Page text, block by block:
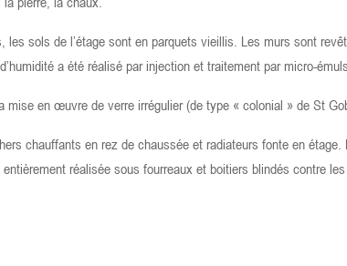
sols de l’étage sont en parquets vieillis. Les murs sont
a été réalisé par injection et traitement par micro-
en œuvre de verre irrégulier (de type « colonial » de St
chauffants en rez de chaussée et radiateurs fonte en
réalisée sous fourreaux et boitiers blindés contre